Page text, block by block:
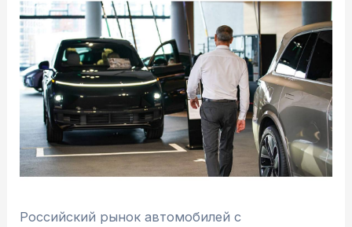
Российский рынок автомобилей с